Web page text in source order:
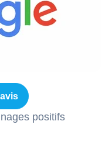
positifs